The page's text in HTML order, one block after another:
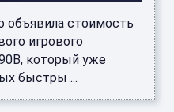
объявила стоимость
игрового
который уже
быстры ...